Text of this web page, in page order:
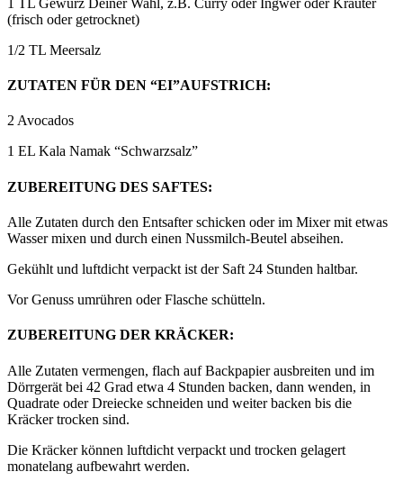
1 TL Gewürz Deiner Wahl, z.B. Curry oder Ingwer oder Kräuter
(frisch oder getrocknet)
1/2 TL Meersalz
ZUTATEN FÜR DEN “EI”AUFSTRICH:
2 Avocados
1 EL Kala Namak “Schwarzsalz”
ZUBEREITUNG DES SAFTES:
Alle Zutaten durch den Entsafter schicken oder im Mixer mit etwas
Wasser mixen und durch einen Nussmilch-Beutel abseihen.
Gekühlt und luftdicht verpackt ist der Saft 24 Stunden haltbar.
Vor Genuss umrühren oder Flasche schütteln.
ZUBEREITUNG DER KRÄCKER:
Alle Zutaten vermengen, flach auf Backpapier ausbreiten und im
Dörrgerät bei 42 Grad etwa 4 Stunden backen, dann wenden, in
Quadrate oder Dreiecke schneiden und weiter backen bis die
Kräcker trocken sind.
Die Kräcker können luftdicht verpackt und trocken gelagert
monatelang aufbewahrt werden.